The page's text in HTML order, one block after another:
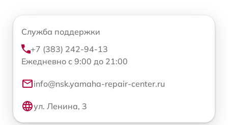
Служба поддержки
+7 (383) 242-94-13
Ежедневно с 9:00 до 21:00
info@nsk.yamaha-repair-center.ru
ул. Ленина, 3